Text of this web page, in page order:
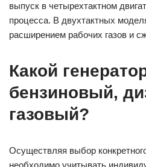
выпуск в четырехтактном
процесса. В двухтактных
расширением рабочих газов и
Какой
бензиновый,
газовый?
Осуществляя выбор
необходимо учитывать